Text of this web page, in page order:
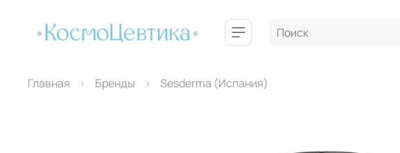
Главная Бренды Sesderma (Испания)